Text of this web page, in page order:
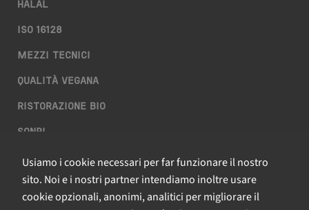
HALAL
ISO 16128
MEZZI TECNICI
QUALITÀ VEGANA
RISTORAZIONE BIO
SQNPI
QCERTIFICAZIONI S.R.L. A SOCIO UNICO
Via Paolo Frajese, 37 – 53100 Siena
Usiamo i cookie necessari per far funzionare il nostro
sito. Noi e i nostri partner intendiamo inoltre usare
cookie opzionali, anonimi, analitici per migliorare il
Necessari